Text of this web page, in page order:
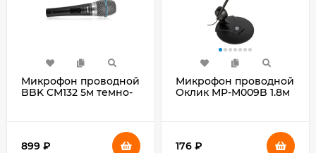
Микрофон проводной
BBK CM132 5м темно-
899 ₽
Микрофон проводной
Оклик MP-M009B 1.8м
176 ₽